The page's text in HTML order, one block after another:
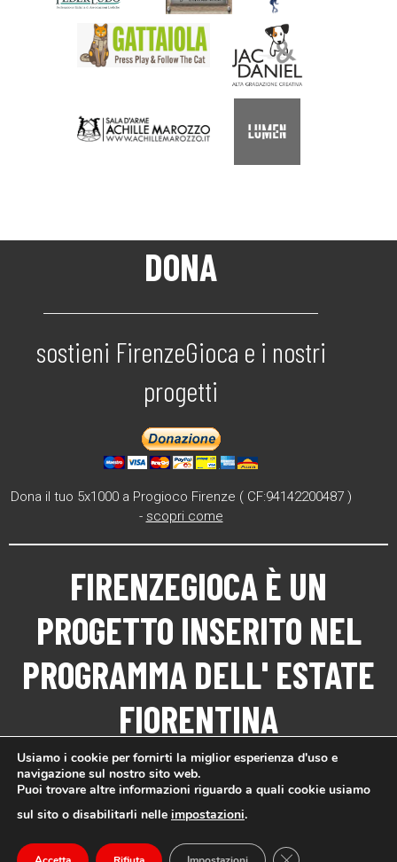
DONA
sostieni FirenzeGioca e i nostri
progetti
Dona il tuo 5x1000 a Progioco Firenze ( CF:94142200487 )
- scopri come
FIRENZEGIOCA È UN
PROGETTO INSERITO NEL
PROGRAMMA DELL' ESTATE
FIORENTINA
Usiamo i cookie per fornirti la miglior esperienza d'uso e
navigazione sul nostro sito web.
Puoi trovare altre informazioni riguardo a quali cookie usiamo
sul sito o disabilitarli nelle impostazioni.
Close GDPR